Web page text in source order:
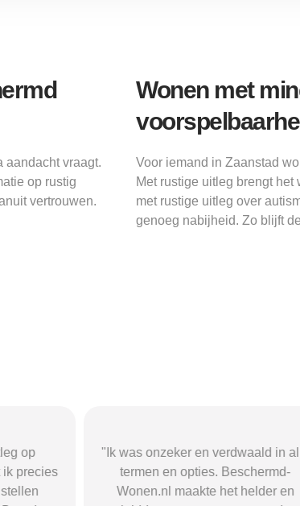
aandacht vraagt.
op rustig
vertrouwen.
Wonen met
Voor iemand in Zaanstad
Met rustige uitleg brengt
met rustige uitleg over
genoeg nabijheid. Zo blijft
in alle
en
"Beschermd-Wonen.nl hielp mij
de juiste informatie te vinden en
doorverwijzingen naar